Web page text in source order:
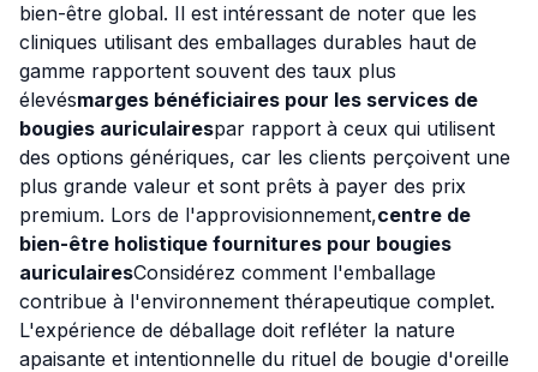
bien-être global. Il est intéressant de noter que les
cliniques utilisant des emballages durables haut de
gamme rapportent souvent des taux plus
élevésmarges bénéficiaires pour les services de
bougies auriculairespar rapport à ceux qui utilisent
des options génériques, car les clients perçoivent une
plus grande valeur et sont prêts à payer des prix
premium. Lors de l'approvisionnement,centre de
bien-être holistique fournitures pour bougies
auriculairesConsidérez comment l'emballage
contribue à l'environnement thérapeutique complet.
L'expérience de déballage doit refléter la nature
apaisante et intentionnelle du rituel de bougie d'oreille